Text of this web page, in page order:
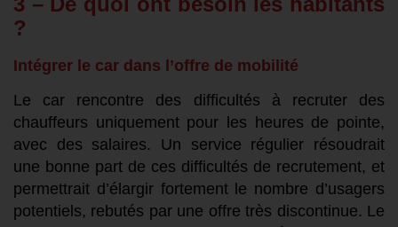
?
Intégrer le car dans l’offre de mobilité
Le car rencontre des difficultés à recruter des
chauffeurs uniquement pour les heures de pointe,
avec des salaires. Un service régulier résoudrait
une bonne part de ces difficultés de recrutement, et
permettrait d’élargir fortement le nombre d’usagers
potentiels, rebutés par une offre très discontinue. Le